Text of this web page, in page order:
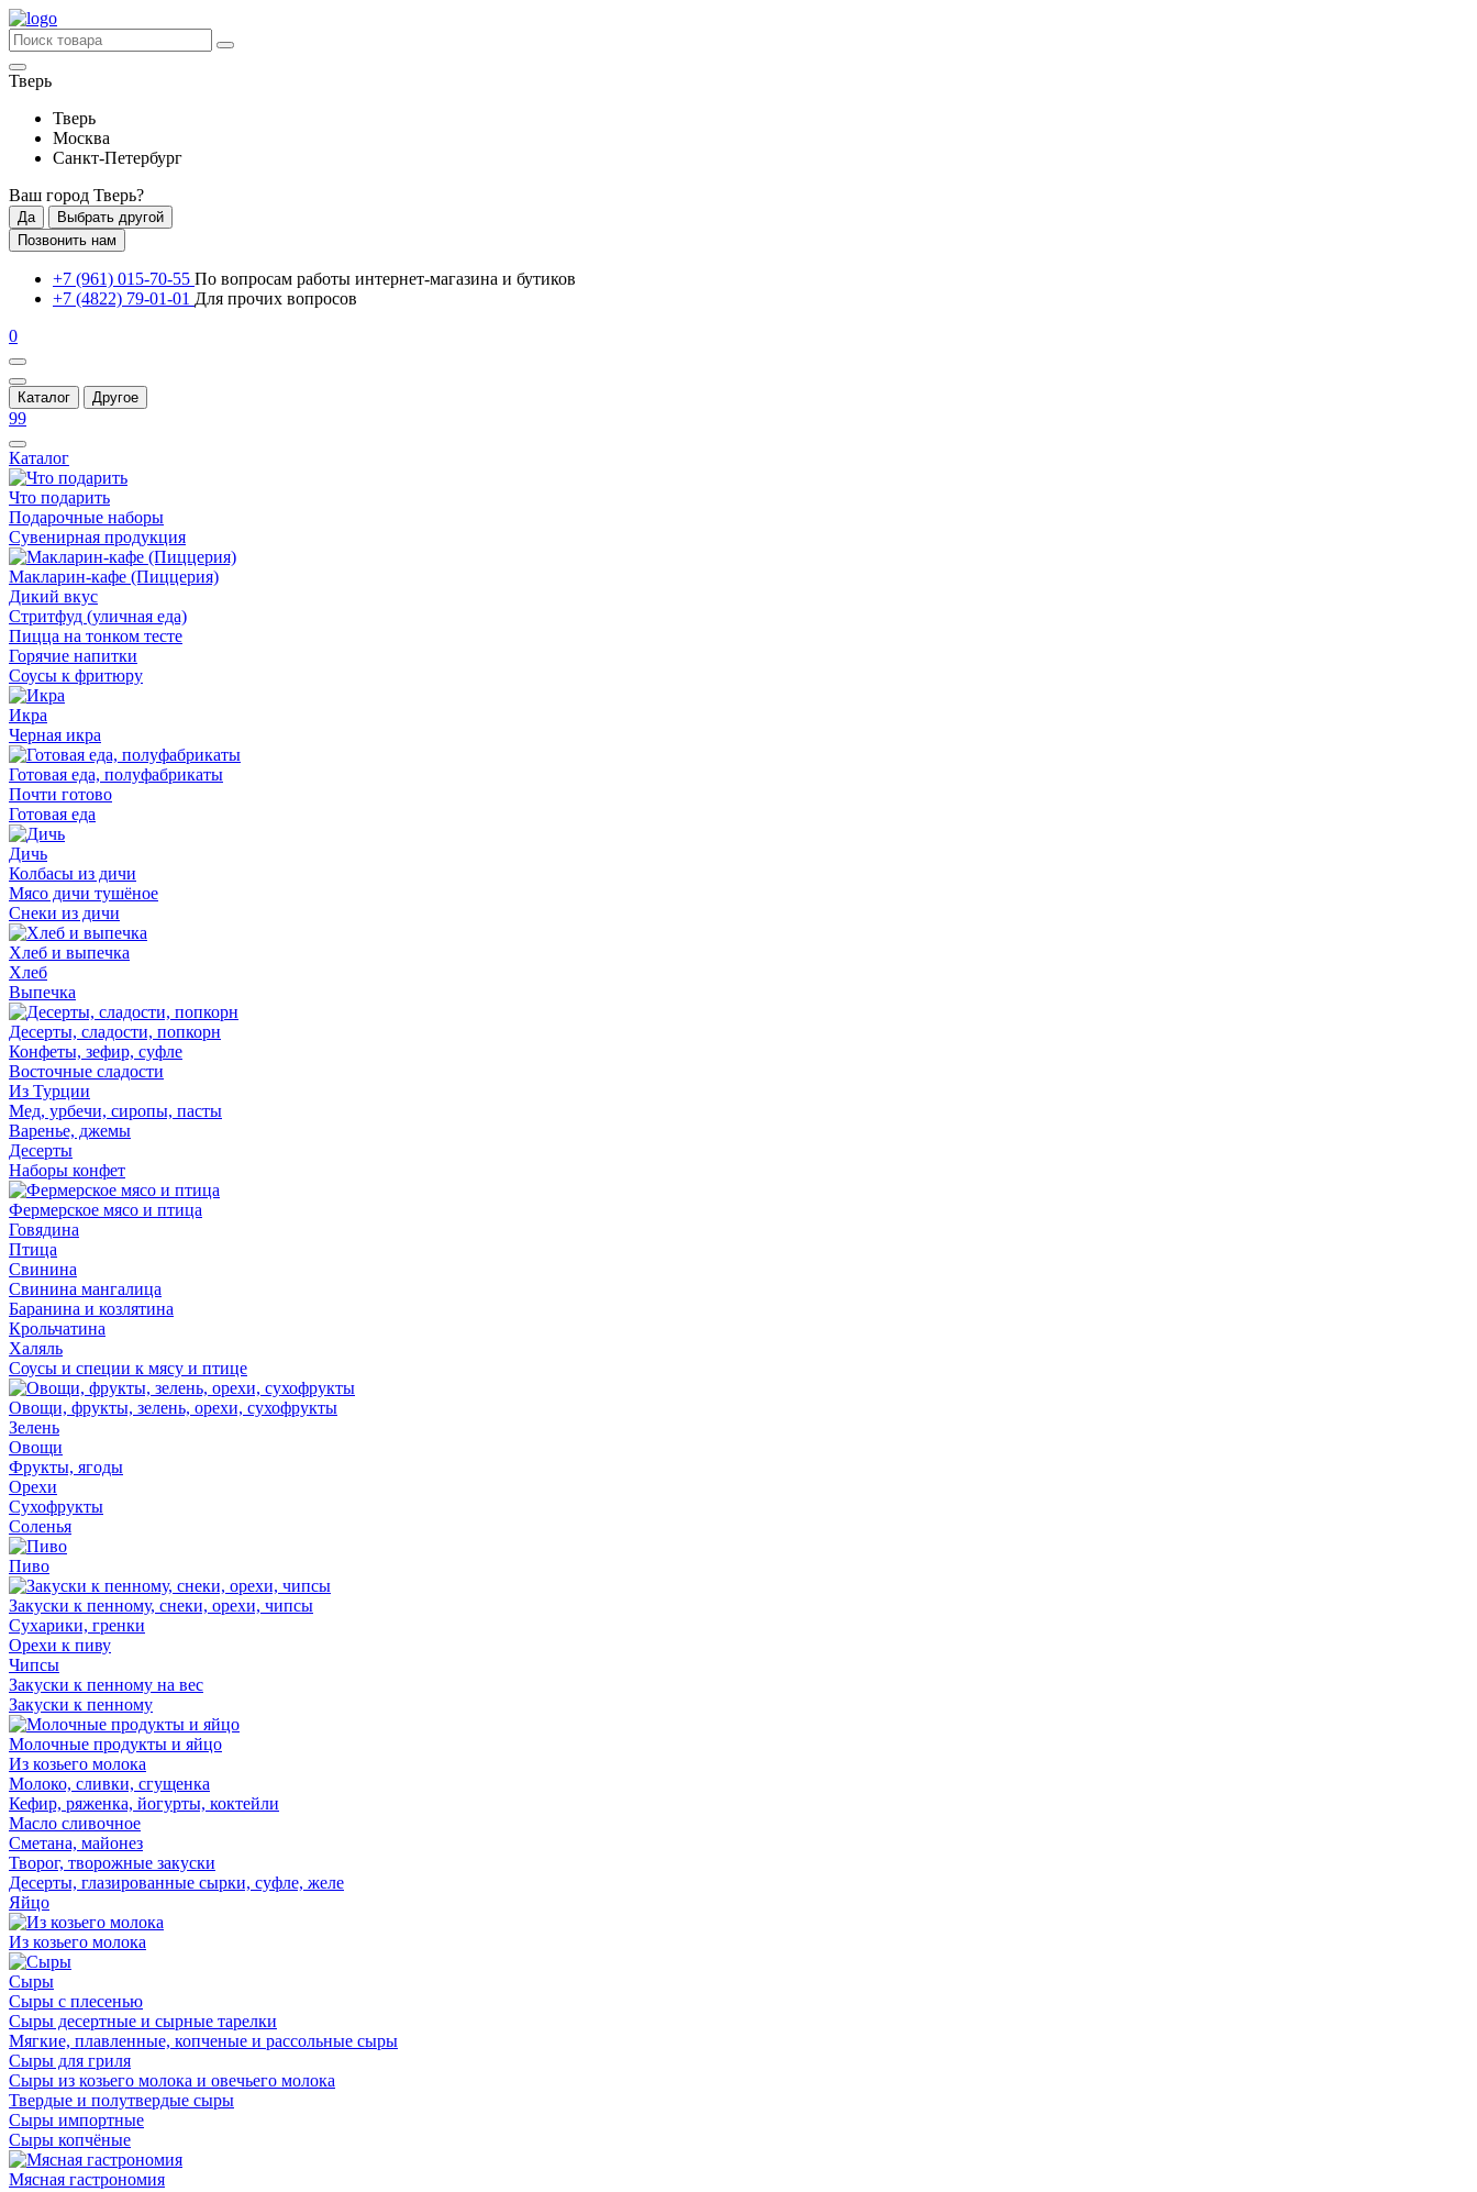
Тверь
Тверь
Москва
Санкт-Петербург
Ваш город Тверь?
Да
Выбрать другой
Позвонить нам
+7 (961) 015-70-55 По вопросам работы интернет-магазина и бутиков
+7 (4822) 79-01-01 Для прочих вопросов
0
Каталог Другое
99
Каталог
Что подарить
Подарочные наборы
Сувенирная продукция
Макларин-кафе (Пиццерия)
Дикий вкус
Стритфуд (уличная еда)
Пицца на тонком тесте
Горячие напитки
Соусы к фритюру
Икра
Черная икра
Готовая еда, полуфабрикаты
Почти готово
Готовая еда
Дичь
Колбасы из дичи
Мясо дичи тушёное
Снеки из дичи
Хлеб и выпечка
Хлеб
Выпечка
Десерты, сладости, попкорн
Конфеты, зефир, суфле
Восточные сладости
Из Турции
Мед, урбечи, сиропы, пасты
Варенье, джемы
Десерты
Наборы конфет
Фермерское мясо и птица
Говядина
Птица
Свинина
Свинина мангалица
Баранина и козлятина
Крольчатина
Халяль
Соусы и специи к мясу и птице
Овощи, фрукты, зелень, орехи, сухофрукты
Зелень
Овощи
Фрукты, ягоды
Орехи
Сухофрукты
Соленья
Пиво
Закуски к пенному, снеки, орехи, чипсы
Сухарики, гренки
Орехи к пиву
Чипсы
Закуски к пенному на вес
Закуски к пенному
Молочные продукты и яйцо
Из козьего молока
Молоко, сливки, сгущенка
Кефир, ряженка, йогурты, коктейли
Масло сливочное
Сметана, майонез
Творог, творожные закуски
Десерты, глазированные сырки, суфле, желе
Яйцо
Из козьего молока
Сыры
Сыры с плесенью
Сыры десертные и сырные тарелки
Мягкие, плавленные, копченые и рассольные сыры
Сыры для гриля
Сыры из козьего молока и овечьего молока
Твердые и полутвердые сыры
Сыры импортные
Сыры копчёные
Мясная гастрономия